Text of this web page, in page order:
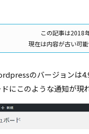
この記事は2018
現在は内容が古い可
のバージョンは
にこのような通知が現